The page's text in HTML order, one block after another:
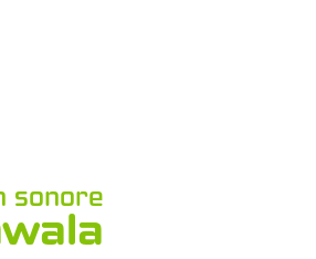
sonore